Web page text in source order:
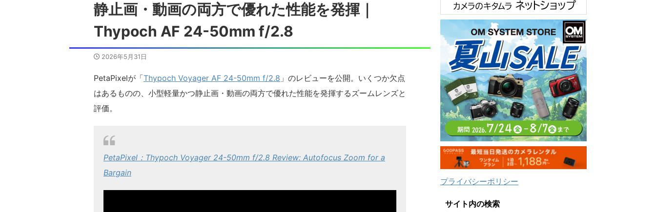
静止画・動画の両方で優れた性能を発揮｜
Thypoch AF 24-50mm f/2.8
2026年5月31日
PetaPixelが「Thypoch Voyager AF 24-50mm f/2.8 」のレビューを公開。いくつか欠点
はあるものの、小型軽量かつ静止画・動画の両方で優れた性能を発揮するズームレンズと
評価。
PetaPixel：Thypoch Voyager 24-50mm f/2.8 Review: Autofocus Zoom for a
Bargain
プライバシーポリシー
サイト内の検索